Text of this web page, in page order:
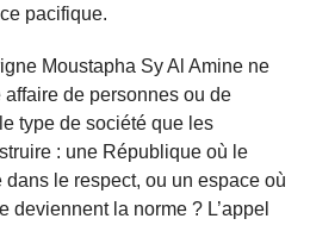
pacifique.
Moustapha Sy Al Amine ne
de personnes ou de
type de société que les
: une République où le
le respect, ou un espace où
deviennent la norme ? L’appel